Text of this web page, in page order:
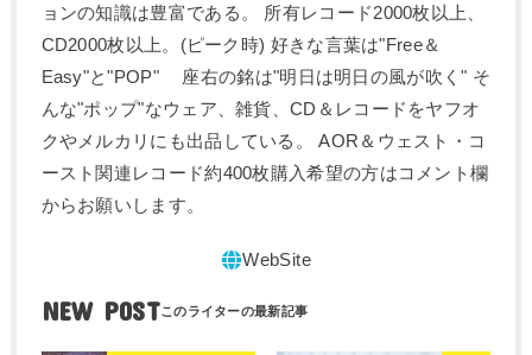
ョンの知識は豊富である。 所有レコード2000枚以上、
CD2000枚以上。(ピーク時) 好きな言葉は"Free＆
Easy"と"POP" 座右の銘は"明日は明日の風が吹く" そ
んな"ポップ"なウェア、雑貨、CD＆レコードをヤフオ
クやメルカリにも出品している。 AOR＆ウェスト・コ
ースト関連レコード約400枚購入希望の方はコメント欄
からお願いします。
NEW POST